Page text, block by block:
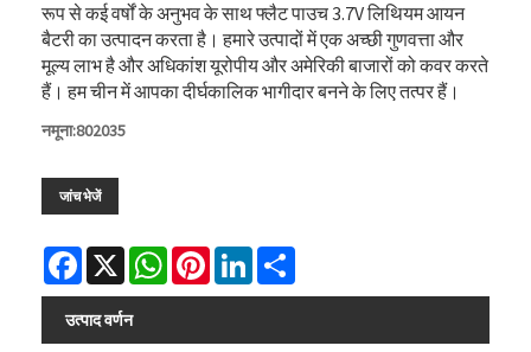
रूप से कई वर्षों के अनुभव के साथ फ्लैट पाउच 3.7V लिथियम आयन
बैटरी का उत्पादन करता है। हमारे उत्पादों में एक अच्छी गुणवत्ता और
मूल्य लाभ है और अधिकांश यूरोपीय और अमेरिकी बाजारों को कवर करते
हैं। हम चीन में आपका दीर्घकालिक भागीदार बनने के लिए तत्पर हैं।
नमूना:802035
जांच भेजें
Facebook
X WhatsAppPinterestLinkedIn
उत्पाद वर्णन